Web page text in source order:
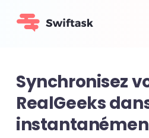
Synchronisez
RealGeeks